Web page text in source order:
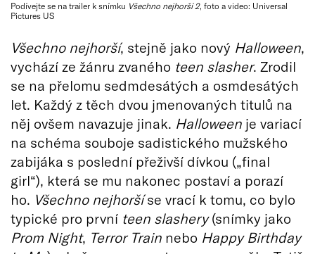
Podívejte se na trailer k snímku Všechno nejhorší 2, foto a video: Universal
Pictures US
Všechno nejhorší, stejně jako nový Halloween,
vychází ze žánru zvaného teen slasher. Zrodil
se na přelomu sedmdesátých a osmdesátých
let. Každý z těch dvou jmenovaných titulů na
něj ovšem navazuje jinak. Halloween je variací
na schéma souboje sadistického mužského
zabijáka s poslední přeživší dívkou („final
girl“), která se mu nakonec postaví a porazí
ho. Všechno nejhoršíse vrací k tomu, co bylo
typické pro první teen slashery(snímky jako
Prom Night, Terror Train nebo Happy Birthday